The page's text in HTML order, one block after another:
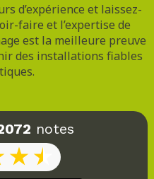
d’expérience et laissez-
faire et l’expertise de
est la meilleure preuve
des installations fiables
notes